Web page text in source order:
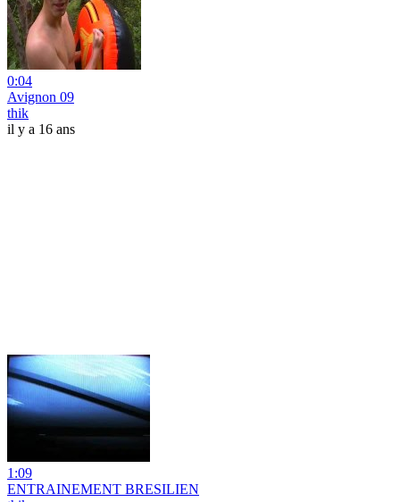
0:04
Avignon 09
thik
il y a 16 ans
1:09
ENTRAINEMENT BRESILIEN